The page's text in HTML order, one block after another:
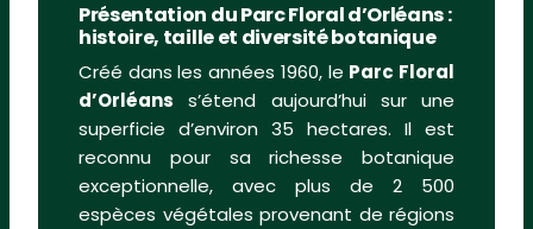
Présentation du Parc Floral d’Orléans :
histoire, taille et diversité botanique
Créé dans les années 1960, le Parc Floral
d’Orléans s’étend aujourd’hui sur une
superficie d’environ 35 hectares. Il est
reconnu pour sa richesse botanique
exceptionnelle, avec plus de 2 500
espèces végétales provenant de régions